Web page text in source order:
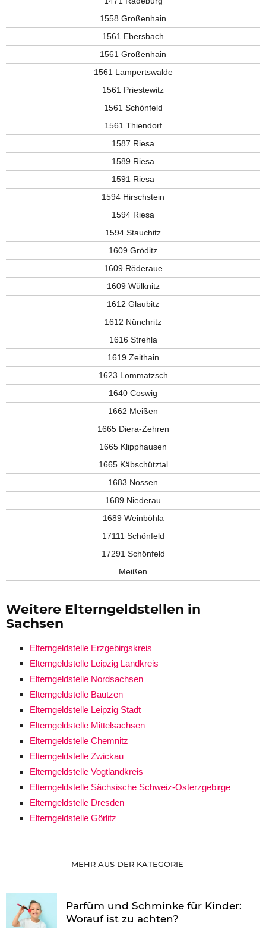
1558 Großenhain
1561 Ebersbach
1561 Großenhain
1561 Lampertswalde
1561 Priestewitz
1561 Schönfeld
1561 Thiendorf
1587 Riesa
1589 Riesa
1591 Riesa
1594 Hirschstein
1594 Riesa
1594 Stauchitz
1609 Gröditz
1609 Röderaue
1609 Wülknitz
1612 Glaubitz
1612 Nünchritz
1616 Strehla
1619 Zeithain
1623 Lommatzsch
1640 Coswig
1662 Meißen
1665 Diera-Zehren
1665 Klipphausen
1665 Käbschütztal
1683 Nossen
1689 Niederau
1689 Weinböhla
17111 Schönfeld
17291 Schönfeld
Meißen
Weitere Elterngeldstellen in
Sachsen
Elterngeldstelle Erzgebirgskreis
Elterngeldstelle Leipzig Landkreis
Elterngeldstelle Nordsachsen
Elterngeldstelle Bautzen
Elterngeldstelle Leipzig Stadt
Elterngeldstelle Mittelsachsen
Elterngeldstelle Chemnitz
Elterngeldstelle Zwickau
Elterngeldstelle Vogtlandkreis
Elterngeldstelle Sächsische Schweiz-Osterzgebirge
Elterngeldstelle Dresden
Elterngeldstelle Görlitz
MEHR AUS DER KATEGORIE
Parfüm und Schminke für Kinder:
Worauf ist zu achten?